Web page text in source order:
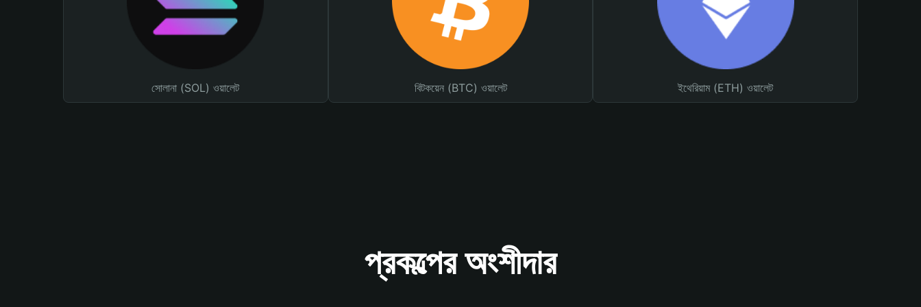
সোলানা (SOL) ওয়ালেট বিটকয়েন (BTC) ওয়ালেট ইথেরিয়াম (ETH) ওয়ালেট
প্রকল্পের অংশীদার